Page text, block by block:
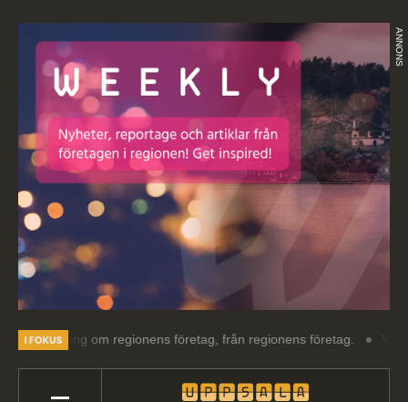
ANNONS
om regionens företag, från regionens företag. Välkommen